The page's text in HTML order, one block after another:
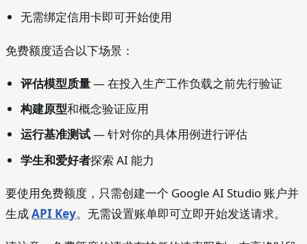
无需绑定信用卡即可开始使用
免费额度适合以下场景：
评估模型质量— 在投入生产工作负载之前先行验证
构建原型和概念验证应用
运行基准测试— 针对你的具体用例进行评估
学生和爱好者探索 AI 能力
要使用免费额度，只需创建一个 Google AI Studio 账户并
生成API Key。无需设置账单即可立即开始发送请求。